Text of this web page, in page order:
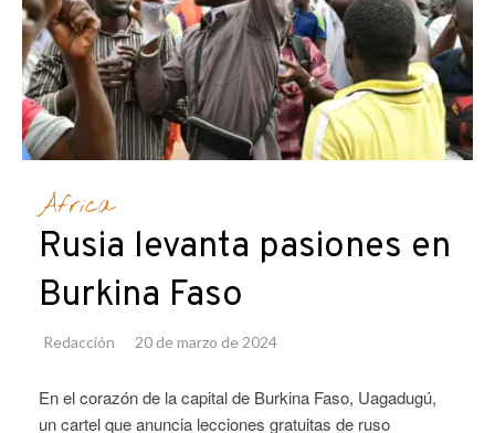
África
Rusia levanta pasiones en
Burkina Faso
Redacción 20 de marzo de 2024
En el corazón de la capital de Burkina Faso, Uagadugú,
un cartel que anuncia lecciones gratuitas de ruso